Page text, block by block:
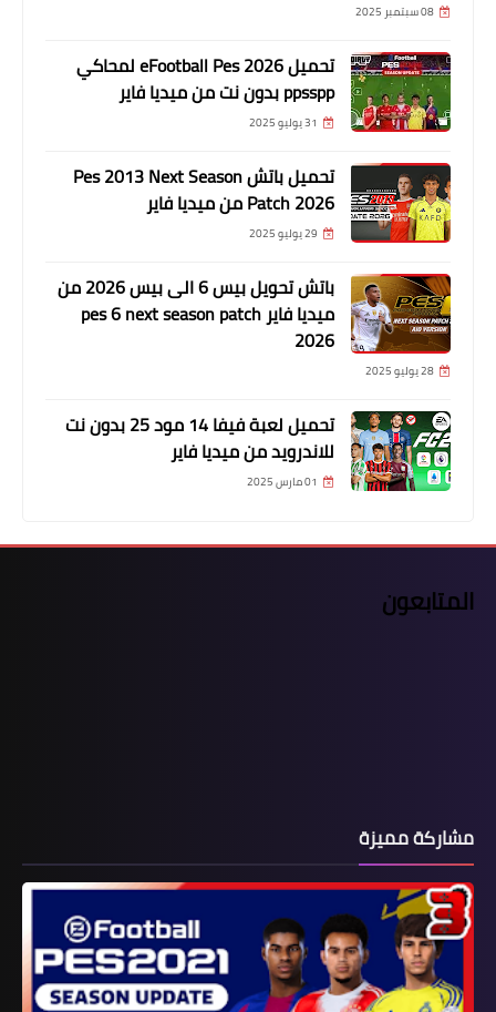
08 سبتمبر 2025
تحميل eFootball Pes 2026 لمحاكي
ppsspp بدون نت من ميديا فاير
31 يوليو 2025
تحميل باتش Pes 2013 Next Season
Patch 2026 من ميديا فاير
29 يوليو 2025
باتش تحويل بيس 6 الى بيس 2026 من
ميديا فاير pes 6 next season patch
2026
28 يوليو 2025
تحميل لعبة فيفا 14 مود 25 بدون نت
للاندرويد من ميديا فاير
01 مارس 2025
المتابعون
مشاركة مميزة